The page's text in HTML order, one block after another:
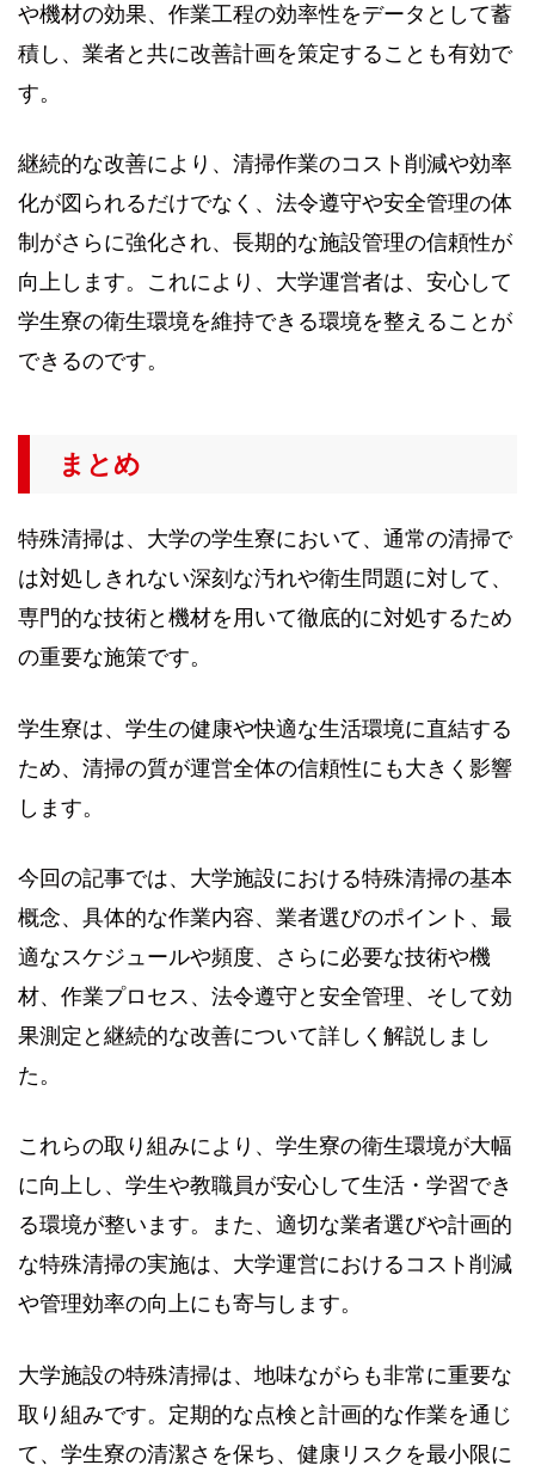
や機材の効果、作業工程の効率性をデータとして蓄
積し、業者と共に改善計画を策定することも有効で
す。
継続的な改善により、清掃作業のコスト削減や効率
化が図られるだけでなく、法令遵守や安全管理の体
制がさらに強化され、長期的な施設管理の信頼性が
向上します。これにより、大学運営者は、安心して
学生寮の衛生環境を維持できる環境を整えることが
できるのです。
まとめ
特殊清掃は、大学の学生寮において、通常の清掃で
は対処しきれない深刻な汚れや衛生問題に対して、
専門的な技術と機材を用いて徹底的に対処するため
の重要な施策です。
学生寮は、学生の健康や快適な生活環境に直結する
ため、清掃の質が運営全体の信頼性にも大きく影響
します。
今回の記事では、大学施設における特殊清掃の基本
概念、具体的な作業内容、業者選びのポイント、最
適なスケジュールや頻度、さらに必要な技術や機
材、作業プロセス、法令遵守と安全管理、そして効
果測定と継続的な改善について詳しく解説しまし
た。
これらの取り組みにより、学生寮の衛生環境が大幅
に向上し、学生や教職員が安心して生活・学習でき
る環境が整います。また、適切な業者選びや計画的
な特殊清掃の実施は、大学運営におけるコスト削減
や管理効率の向上にも寄与します。
大学施設の特殊清掃は、地味ながらも非常に重要な
取り組みです。定期的な点検と計画的な作業を通じ
て、学生寮の清潔さを保ち、健康リスクを最小限に